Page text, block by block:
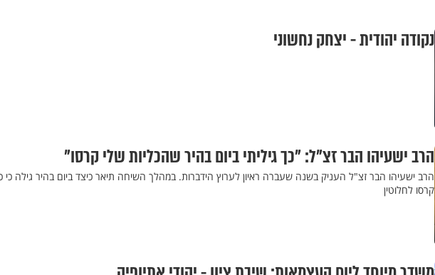
נקודה יהודית - יצחק נחשוני
הרב ישעיהו הבר זצ"ל: "כך גיליתי ביום בהיר שהכליות שלי קרסו"
הרב ישעיהו הבר זצ"ל העניק בשנה שעברה ראיון לערוץ הידברות. במהלך השיחה תיאר כיצד ביום בהיר גילה כי
קרסו לחלוטין